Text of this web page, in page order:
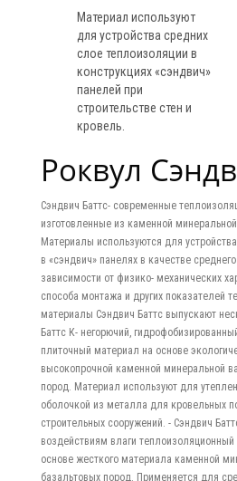
Материал используют
для устройства средних
слое теплоизоляции в
конструкциях «сэндвич»
панелей при
строительстве стен и
кровель.
Роквул
Сэндвич Баттс- современные
изготовленные из каменной
Материалы используются для
в «сэндвич» панелях в качестве
зависимости от физико- механических
способа монтажа и других показателей
материалы Сэндвич Баттс выпускают
Баттс К- негорючий,
плиточный материал на основе
высокопрочной каменной минеральной
пород. Материал используют для
оболочкой из металла для кровельных
строительных сооружений. - Сэндвич
воздействиям влаги
основе жесткого материала каменной
базальтовых пород. Применяется для